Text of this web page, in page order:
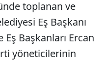
toplanan ve
Eş Başkanı
Başkanları Ercan
yöneticilerinin